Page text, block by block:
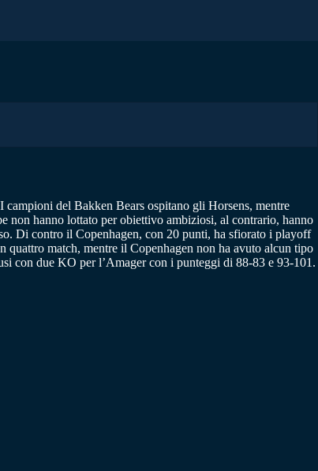
del Bakken Bears ospitano gli Horsens, mentre
non hanno lottato per obiettivo ambiziosi, al contrario, hanno
Di contro il Copenhagen, con 20 punti, ha sfiorato i playoff
quattro match, mentre il Copenhagen non ha avuto alcun tipo
con due KO per l’Amager con i punteggi di 88-83 e 93-101.